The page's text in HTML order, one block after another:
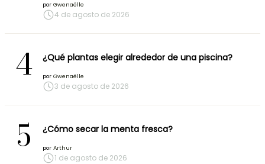
por Gwenaëlle
4 de agosto de 2026
4 ¿Qué plantas elegir alrededor de una piscina?
por Gwenaëlle
3 de agosto de 2026
5 ¿Cómo secar la menta fresca?
por Arthur
1 de agosto de 2026